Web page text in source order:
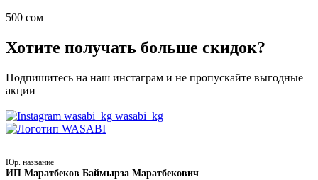
500 сом
Хотите получать больше скидок?
Подпишитесь на наш инстаграм и не пропускайте выгодные
акции
wasabi_kg
Юр. название
ИП Маратбеков Баймырза Маратбекович